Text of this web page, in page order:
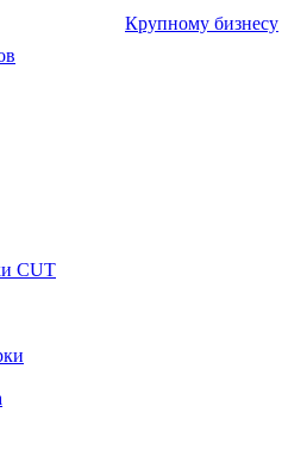
CUT
Крупному бизнесу